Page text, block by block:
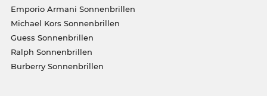
Emporio Armani Sonnenbrillen
Michael Kors Sonnenbrillen
Guess Sonnenbrillen
Ralph Sonnenbrillen
Burberry Sonnenbrillen